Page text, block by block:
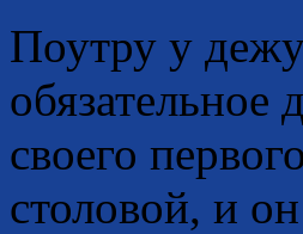
Поутру у
обязательное
своего
столовой, и